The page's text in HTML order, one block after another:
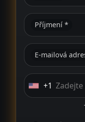
Příjmení *
E-mailová
U +1